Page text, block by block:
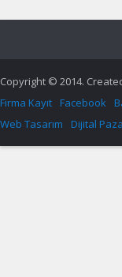
Copyright © 2014.
Firma Kayıt Facebook
Web Tasarım
Dijital